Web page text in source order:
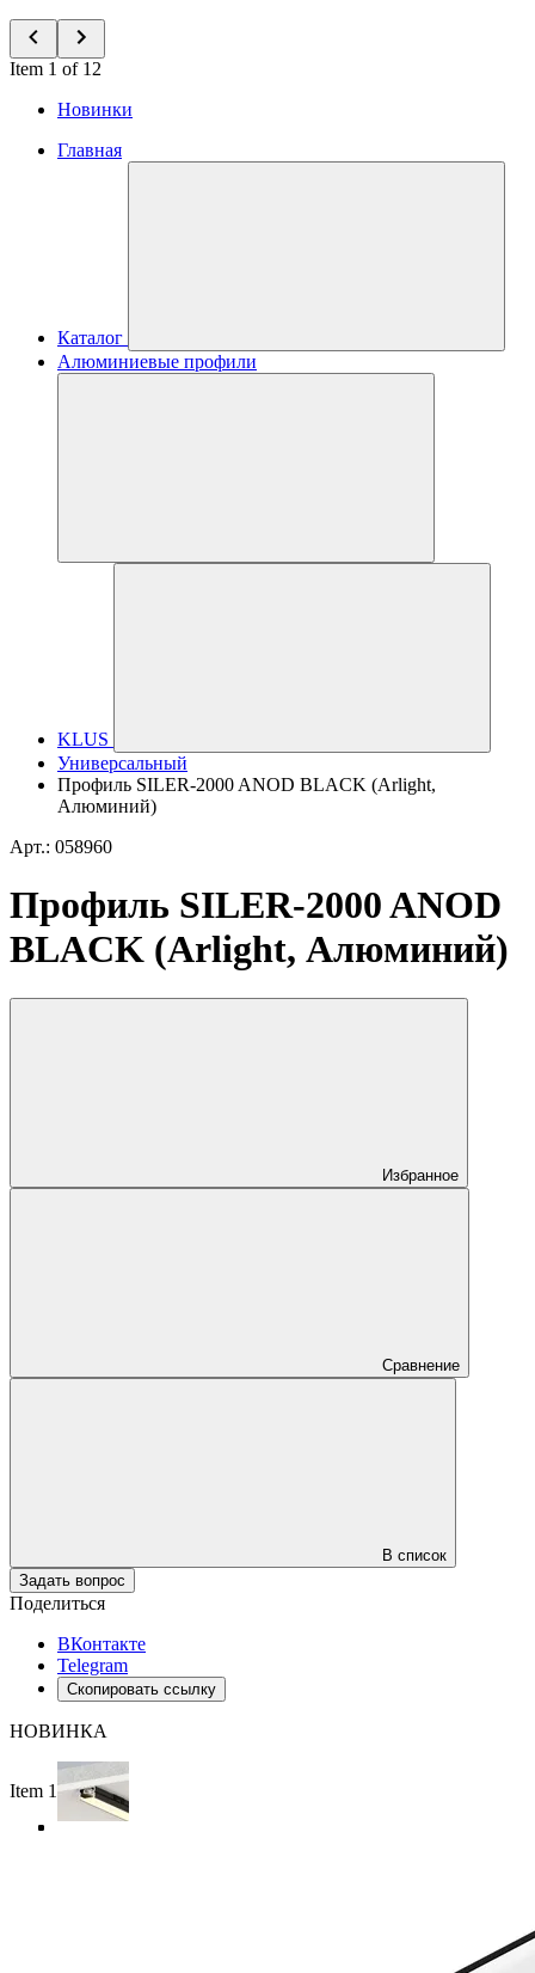
Item 1 of 12
Новинки
Главная
Каталог
Алюминиевые профили
KLUS
Универсальный
Профиль SILER-2000 ANOD BLACK (Arlight,
Алюминий)
Арт.: 058960
Профиль SILER-2000 ANOD
BLACK (Arlight, Алюминий)
Избранное
Сравнение
В список
Задать вопрос
Поделиться
ВКонтакте
Telegram
Скопировать ссылку
НОВИНКА
Item 1 of 4